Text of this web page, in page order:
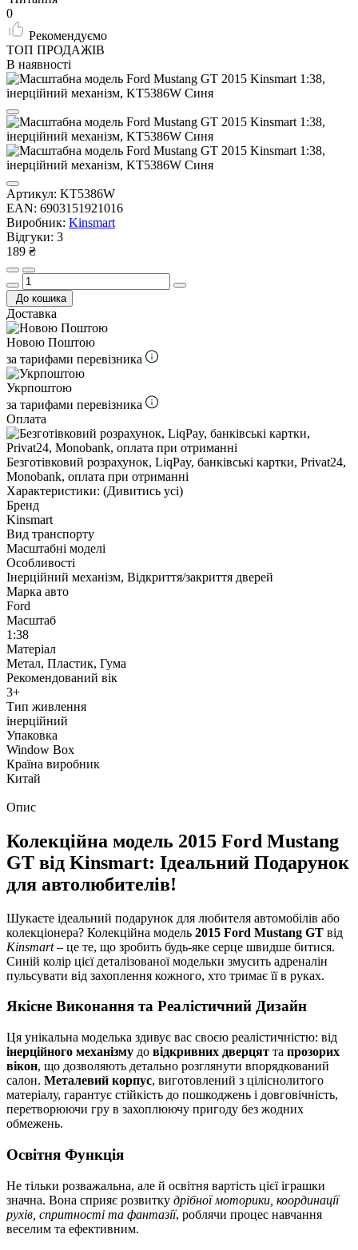
0
Рекомендуємо
ТОП ПРОДАЖІВ
В наявності
Артикул: KT5386W
EAN: 6903151921016
Виробник: Kinsmart
Відгуки: 3
189 ₴
До кошика
Доставка
Новою Поштою
за тарифами перевізника
Укрпоштою
за тарифами перевізника
Оплата
Безготівковий розрахунок, LiqPay, банківські картки, Privat24,
Monobank, оплата при отриманні
Характеристики: (Дивитись усі)
Бренд
Kinsmart
Вид транспорту
Масштабні моделі
Особливості
Інерційний механізм, Відкриття/закриття дверей
Марка авто
Ford
Масштаб
1:38
Матеріал
Метал, Пластик, Гума
Рекомендований вік
3+
Тип живлення
інерційний
Упаковка
Window Box
Країна виробник
Китай
Опис
Колекційна модель 2015 Ford Mustang
GT від Kinsmart: Ідеальний Подарунок
для автолюбителів!
Шукаєте ідеальний подарунок для любителя автомобілів або
колекціонера? Колекційна модель 2015 Ford Mustang GT від
Kinsmart– це те, що зробить будь-яке серце швидше битися.
Синій колір цієї деталізованої модельки змусить адреналін
пульсувати від захоплення кожного, хто тримає її в руках.
Якісне Виконання та Реалістичний Дизайн
Ця унікальна моделька здивує вас своєю реалістичністю: від
інерційного механізму до відкривних дверцят та прозорих
вікон, що дозволяють детально розглянути впорядкований
салон. Металевий корпус, виготовлений з ціліснолитого
матеріалу, гарантує стійкість до пошкоджень і довговічність,
перетворюючи гру в захоплюючу пригоду без жодних
обмежень.
Освітня Функція
Не тільки розважальна, але й освітня вартість цієї іграшки
значна. Вона сприяє розвитку дрібної моторики, координації
рухів, спритності та фантазії, роблячи процес навчання
веселим та ефективним.